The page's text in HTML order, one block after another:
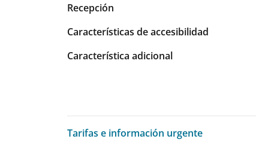
Recepción
Características de accesibilidad
Característica adicional
Tarifas e información urgente